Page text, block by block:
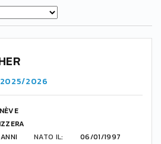
2025/2026
NATO IL:
06/01/1997